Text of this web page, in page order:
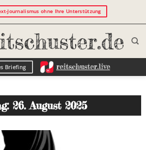
Journalismus ohne Ihre Unterstützung
Briefing
26. August 2025